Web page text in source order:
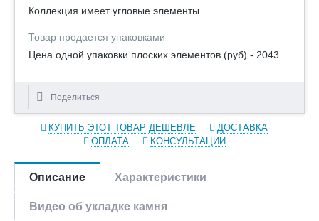
Коллекция имеет угловые элементы
Товар продается упаковками
Цена одной упаковки плоских элементов (руб) - 2043
Поделиться
КУПИТЬ ЭТОТ ТОВАР ДЕШЕВЛЕ
ДОСТАВКА
ОПЛАТА
КОНСУЛЬТАЦИИ
Описание Характеристики
Видео об укладке камня